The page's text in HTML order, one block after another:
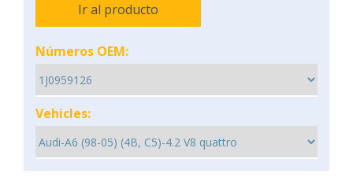
Ir al producto
Números OEM:
Vehicles: